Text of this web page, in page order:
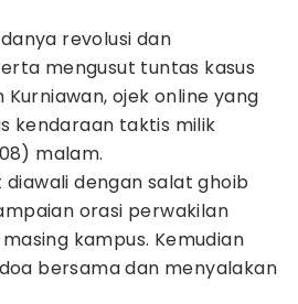
revolusi dan
mengusut tuntas kasus
ojek online yang
kendaraan taktis milik
malam.
dengan salat ghoib
orasi perwakilan
kampus. Kemudian
bersama dan menyalakan